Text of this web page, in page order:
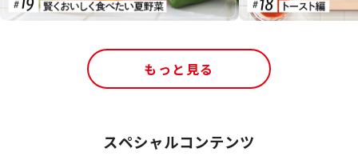
もっと見る
スペシャルコンテンツ